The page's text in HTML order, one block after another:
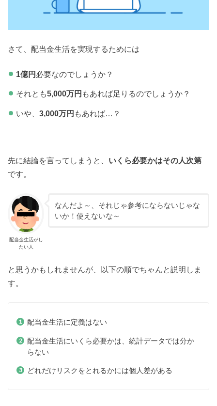
さて、配当金生活を実現するためには
1億円 必要なのでしょうか？
それとも5,000万円 もあれば足りるのでしょうか？
いや、 3,000万円 もあれば…？
先に結論を言ってしまうと、 いくら必要かはその人次第
です。
配当金生活がし
たい人
なんだよ～、それじゃ参考にならないじゃな
いか！使えないな～
と思うかもしれませんが、以下の順でちゃんと説明しま
す。
配当金生活に定義はない
配当金生活にいくら必要かは、統計データでは分か
らない
どれだけリスクをとれるかには個人差がある